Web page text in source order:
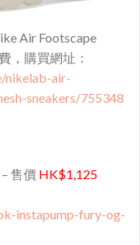
Air Footscape
，購買網址：
nikelab-air-
sneakers/755348
– 售價 HK$1,125
instapump-fury-og-